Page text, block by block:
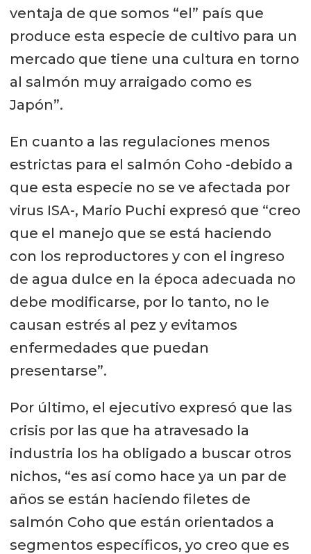
ventaja de que somos “el” país que
produce esta especie de cultivo para un
mercado que tiene una cultura en torno
al salmón muy arraigado como es
Japón”.
En cuanto a las regulaciones menos
estrictas para el salmón Coho -debido a
que esta especie no se ve afectada por
virus ISA-, Mario Puchi expresó que “creo
que el manejo que se está haciendo
con los reproductores y con el ingreso
de agua dulce en la época adecuada no
debe modificarse, por lo tanto, no le
causan estrés al pez y evitamos
enfermedades que puedan
presentarse”.
Por último, el ejecutivo expresó que las
crisis por las que ha atravesado la
industria los ha obligado a buscar otros
nichos, “es así como hace ya un par de
años se están haciendo filetes de
salmón Coho que están orientados a
segmentos específicos, yo creo que es